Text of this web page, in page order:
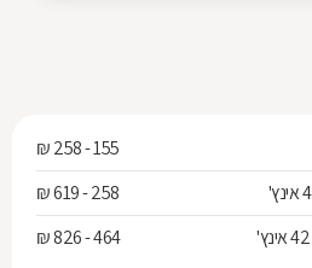
155 - 258 ₪
258 - 619 ₪
464 - 826 ₪